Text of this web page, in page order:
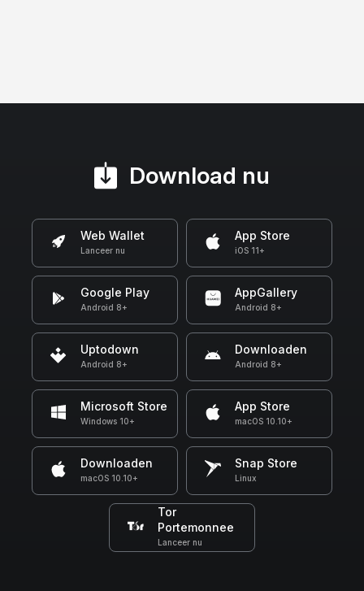
Download nu
Web Wallet
Lanceer nu
App Store
iOS 11+
Google Play
Android 8+
AppGallery
Android 8+
Uptodown
Android 8+
Downloaden
Android 8+
Microsoft Store
Windows 10+
App Store
macOS 10.10+
Downloaden
macOS 10.10+
Snap Store
Linux
Tor
Portemonnee
Lanceer nu